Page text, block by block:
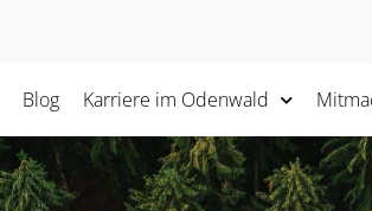
Blog Karriere im Odenwald